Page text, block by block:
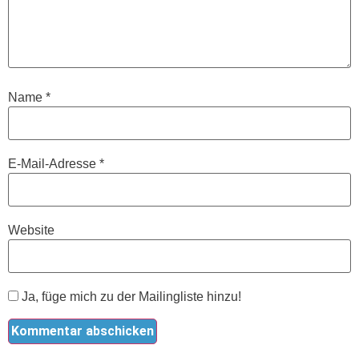
Name *
E-Mail-Adresse *
Website
Ja, füge mich zu der Mailingliste hinzu!